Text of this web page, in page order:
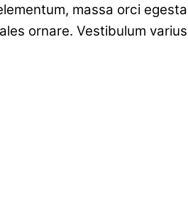
massa orci
ornare. Vestibulum